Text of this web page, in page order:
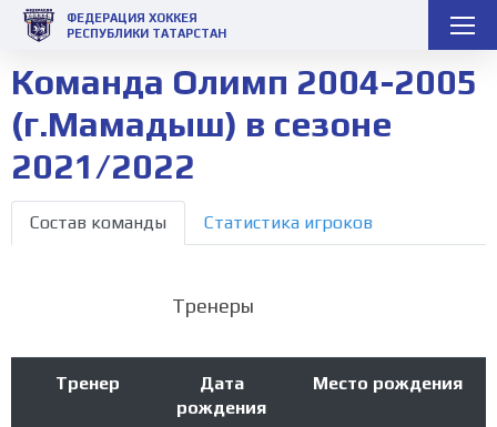
ФЕДЕРАЦИЯ ХОККЕЯ
РЕСПУБЛИКИ ТАТАРСТАН
Команда Олимп 2004-2005
(г.Мамадыш) в сезоне
2021/2022
Состав команды Статистика игроков
Тренеры
Тренер
Дата
рождения
Место рождения